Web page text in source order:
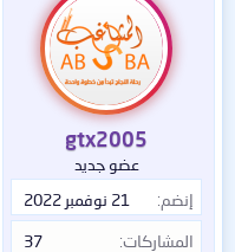
gtx2005
عضو جديد
إنضم
21 نوفمبر 2022
المشاركات 37